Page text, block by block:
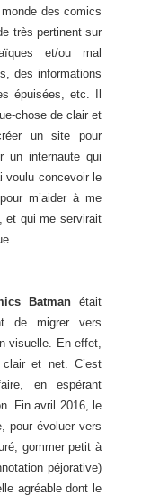
des comics
très pertinent sur
et/ou mal
des informations
épuisées, etc. Il
chose de clair et
un site pour
un internaute qui
voulu concevoir le
m’aider à me
et qui me servirait
Batman était
de migrer vers
visuelle. En effet,
et net. C’est
en espérant
Fin avril 2016, le
pour évoluer vers
gommer petit à
péjorative)
agréable dont le